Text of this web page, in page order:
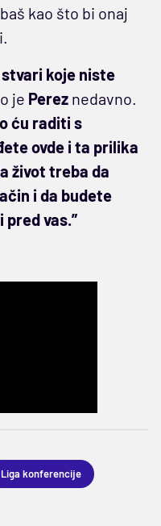
kao što bi onaj
koje niste
je Perez nedavno.
ću raditi s
ovde i ta prilika
život treba da
i da budete
vas.”
Liga konferencije